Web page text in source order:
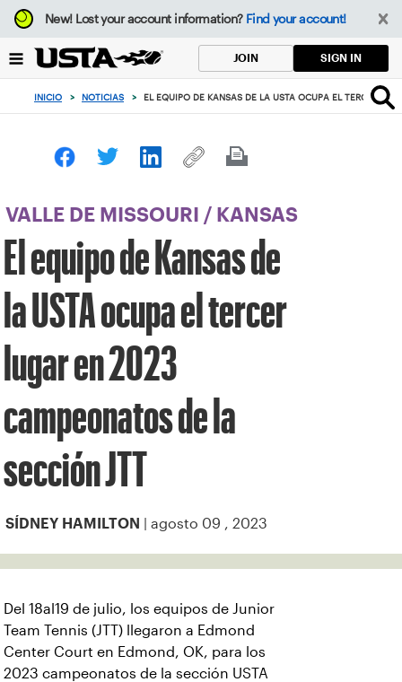
Enfoque
desde
botón
volver
principio
New!Lost your account information? Find your account!
JOIN SIGN IN
INICIO > NOTICIAS > EL EQUIPO DE KANSAS DE LA USTA OCUPA EL TERCER
VALLE DE MISSOURI / KANSAS
El equipo de Kansas de
la USTA ocupa el tercer
lugar en 2023
campeonatos de la
sección JTT
SÍDNEY HAMILTON | agosto 09 , 2023
Del 18al19 de julio, los equipos de Junior
Team Tennis (JTT) llegaron a Edmond
Center Court en Edmond, OK, para los
2023 campeonatos de la sección USTA